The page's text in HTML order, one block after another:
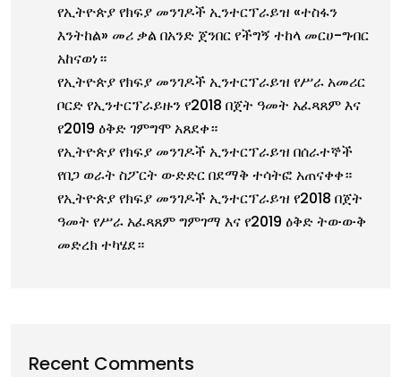
የኢትዮጵያ የክፍያ መንገዶች ኢንተርፕራይዝ «ተስፋን
እንትከል» መሪ ቃል በአንድ ጀንበር የችግኝ ተከላ መርሀ-ግብር
አከናወነ።
የኢትዮጵያ የክፍያ መንገዶች ኢንተርፕራይዝ የሥራ አመሪር
ቦርድ የኢንተርፕራይዙን የ2018 በጀት ዓመት አፈጻጸም እና
የ2019 ዕቅድ ገምግሞ አጸደቀ።
የኢትዮጵያ የክፍያ መንገዶች ኢንተርፕራይዝ በሰራተኞች
የበጋ ወራት ስፖርት ውድድር በደማቅ ተሳትፎ አጠናቀቀ።
የኢትዮጵያ የክፍያ መንገዶች ኢንተርፕራይዝ የ2018 በጀት
ዓመት የሥራ አፈጻጸም ግምገማ እና የ2019 ዕቅድ ትውውቅ
መድረክ ተካሄደ።
Recent Comments